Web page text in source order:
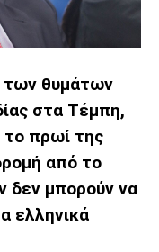
των θυμάτων
στα Τέμπη,
το πρωί της
από το
δεν μπορούν να
ελληνικά